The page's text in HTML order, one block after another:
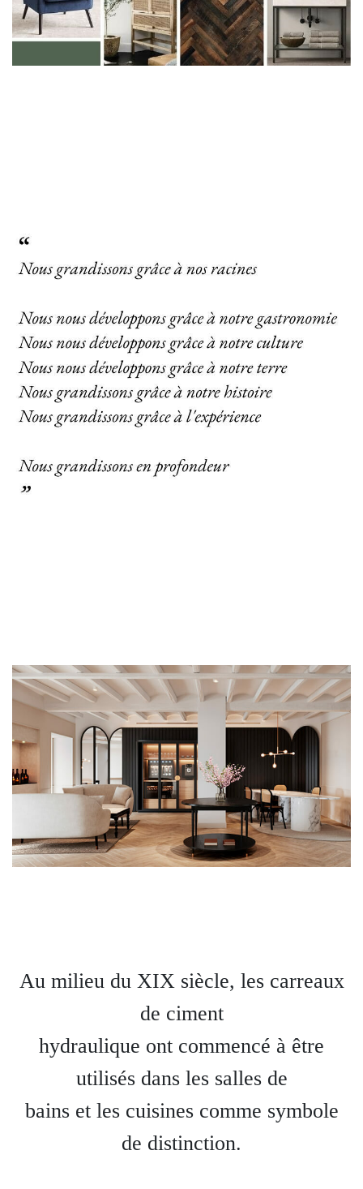
Au milieu du XIX siècle, les carreaux
de ciment
hydraulique ont commencé à être
utilisés dans les salles de
bains et les cuisines comme symbole
de distinction.